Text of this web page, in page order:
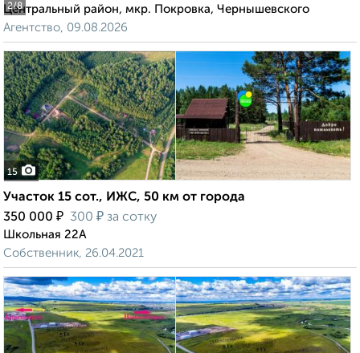
2/8
Центральный район, мкр. Покровка, Чернышевского
Агентство, 09.08.2026
15
Участок 15 сот., ИЖС, 50 км от города
350 000 ₽ 300 ₽ за сотку
Школьная 22А
Собственник, 26.04.2021